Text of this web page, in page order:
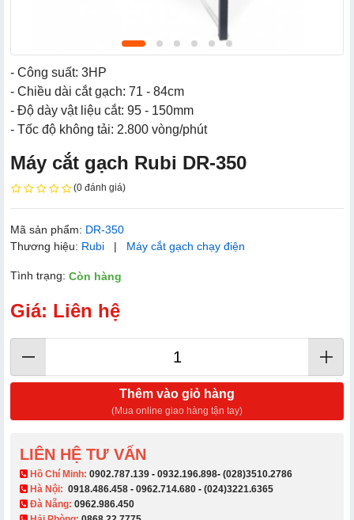
- Công suất: 3HP
- Chiều dài cắt gạch: 71 - 84cm
- Độ dày vật liệu cắt: 95 - 150mm
- Tốc độ không tải: 2.800 vòng/phút
Máy cắt gạch Rubi DR-350
(0 đánh giá)
Mã sản phẩm: DR-350
Thương hiệu: Rubi | Máy cắt gạch chạy điện
Tình trạng: Còn hàng
Giá: Liên hệ
Thêm vào giỏ hàng
(Mua online giao hàng tận tay)
LIÊN HỆ TƯ VẤN
​ Hồ Chí Minh: 0902.787.139 - 0932.196.898- (028)3510.2786
Hà Nội: 0918.486.458 - 0962.714.680 - (024)3221.6365
Đà Nẵng: 0962.986.450